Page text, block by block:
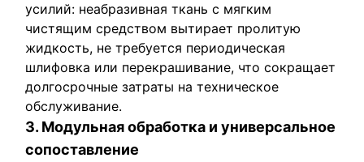
усилий: неабразивная ткань с мягким
чистящим средством вытирает пролитую
жидкость, не требуется периодическая
шлифовка или перекрашивание, что сокращает
долгосрочные затраты на техническое
обслуживание.
3. Модульная обработка и универсальное
сопоставление